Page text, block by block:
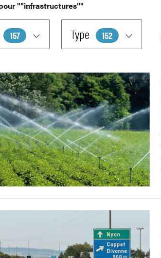
""infrastructures""
157 Type 152